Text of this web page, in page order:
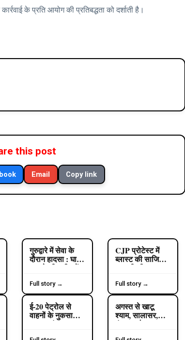
के प्रति आयोग की प्रतिबद्धता को दर्शाती है।
this post
Email Copy link
CRIME
गुरुद्वारे में सेवा के
दौरान हादसा : घास
काटने की मशीन में
मनजिंदर सिंह की
मौत
Full story →
CRIME
CJP प्रोटेस्ट में
ब्लास्ट की साजिश
रच रही थी ISI :
पेट्रोल बम लेकर
आए थे, पंजाब पुलिस
ने 9 आरोपी पकड़े
Full story →
POLITICS
ई-20 पेट्रोल से
वाहनों के नुकसान
का मुद्दा पंजाब
POLITICS
अगस्त से खाटू
श्याम, सालासर,
वृंदावन और